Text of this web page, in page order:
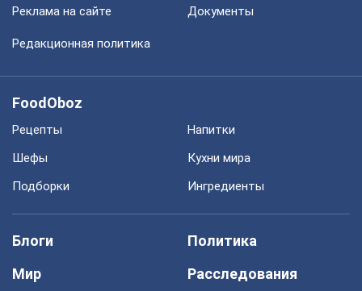
Реклама на сайте Документы
Редакционная политика
FoodOboz
Рецепты
Напитки
Шефы
Кухни мира
Подборки
Ингредиенты
Блоги
Политика
Мир
Расследования